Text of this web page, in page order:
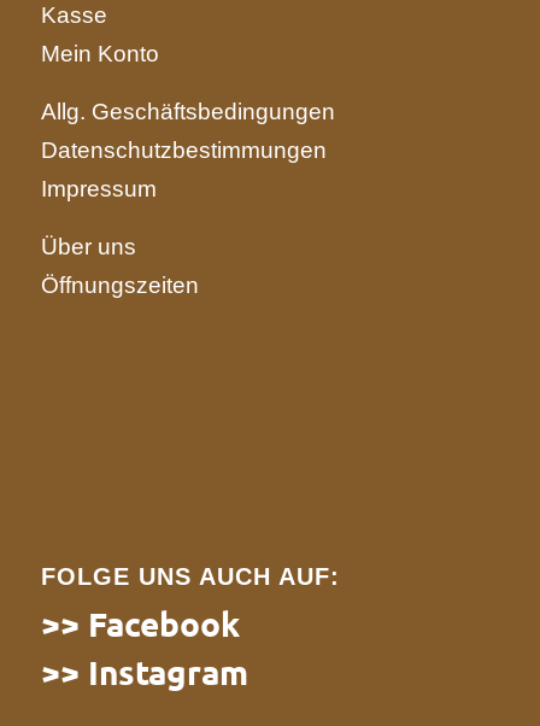
Kasse
Mein Konto
Allg. Geschäftsbedingungen
Datenschutzbestimmungen
Impressum
Über uns
Öffnungszeiten
FOLGE UNS AUCH AUF:
>> Facebook
>> Instagram